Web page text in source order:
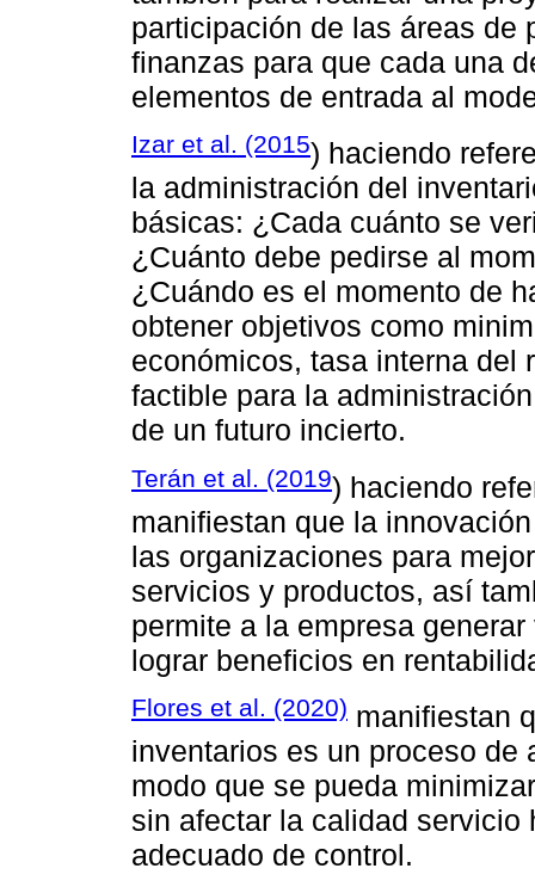
participación de las áreas de
finanzas para que cada una
elementos de entrada al
Izar et al. (2015) haciendo
la administración del
básicas: ¿Cada cuánto se
¿Cuánto debe pedirse al
¿Cuándo es el momento de
obtener objetivos como
económicos, tasa interna del
factible para la
de un futuro incierto.
Terán et al. (2019) haciendo
manifiestan que la
las organizaciones para
servicios y productos, así
permite a la empresa
lograr beneficios en
Flores et al. (2020) manifiestan
inventarios es un proceso de
modo que se pueda
sin afectar la calidad
adecuado de control.